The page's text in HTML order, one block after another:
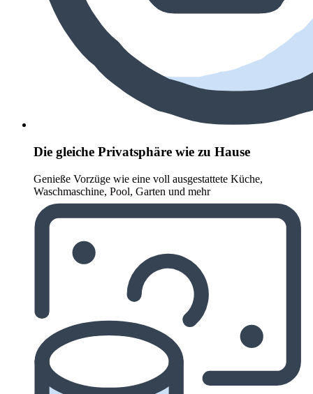
Die gleiche Privatsphäre wie zu Hause
Genieße Vorzüge wie eine voll ausgestattete Küche,
Waschmaschine, Pool, Garten und mehr